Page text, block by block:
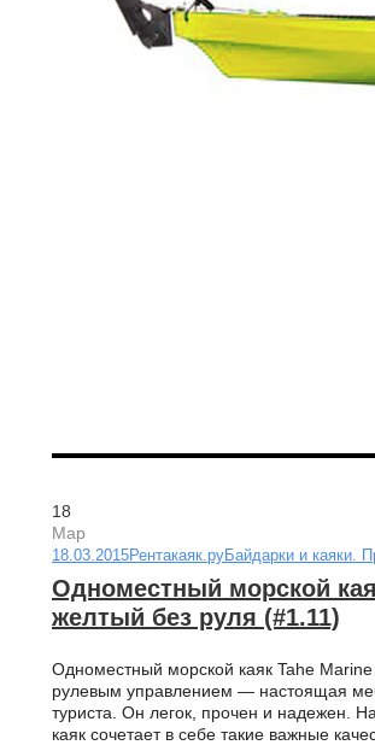
18
Мар
18.03.2015Рентакаяк.руБайдарки и каяки.
Одноместный морской
желтый без руля (#1.11)
Одноместный морской каяк Tahe
рулевым управлением — настоящая
туриста. Он легок, прочен и надежен.
каяк сочетает в себе такие важные